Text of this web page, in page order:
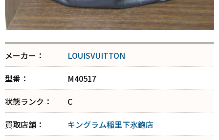
メーカー：
LOUISVUITTON
型番：
M40517
状態ランク：
C
買取店舗：
キングラム稲里下氷鉋店